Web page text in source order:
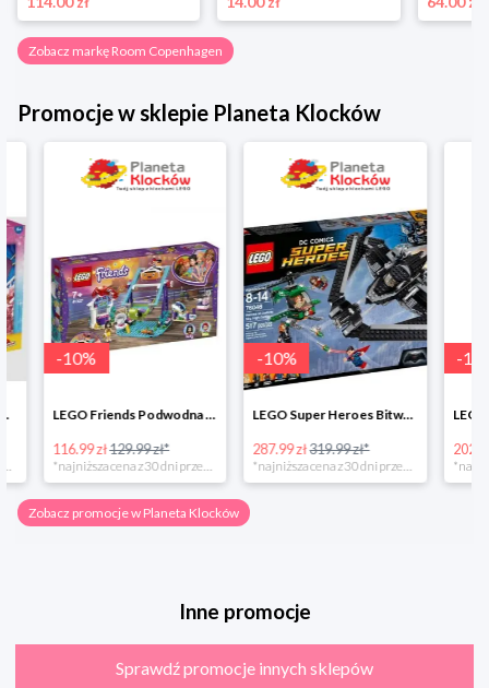
Zobacz markę Room Copenhagen
Promocje w sklepie Planeta Klocków
%
LEGO Friends Podwodna Frajda w super cenie
116.99 zł129.99 zł*
*najniższa cena z 30 dni przed obniżką
%
LEGO Super Heroes Bitwa powietrzna w super cenie
287.99 zł319.99 zł*
*najniższa cena z 30 dni przed obniżką
%
202.49 zł
Zobacz promocje w Planeta Klocków
Inne promocje
Sprawdź promocje innych sklepów